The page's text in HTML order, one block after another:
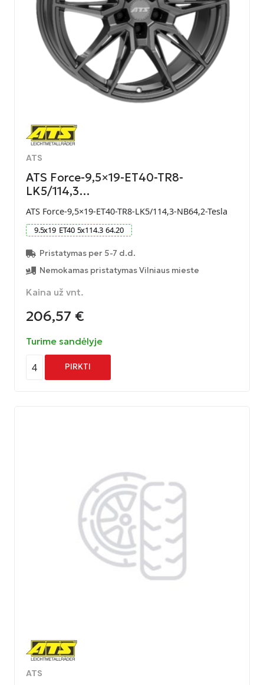
ATS
ATS Force-9,5×19-ET40-TR8-
LK5/114,3…
ATS Force-9,5×19-ET40-TR8-LK5/114,3-NB64,2-Tesla
9.5x19 ET40 5x114.3 64.20
Pristatymas per 5-7 d.d.
Nemokamas pristatymas Vilniaus mieste
Kaina už vnt.
206,57 €
Turime sandėlyje
4 PIRKTI
ATS